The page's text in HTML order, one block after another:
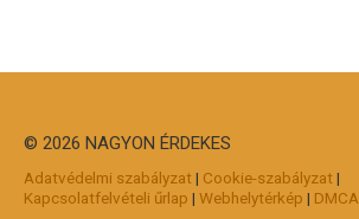
© 2026 NAGYON ÉRDEKES
Adatvédelmi szabályzat | Cookie-szabályzat |
Kapcsolatfelvételi űrlap | Webhelytérkép | DMCA